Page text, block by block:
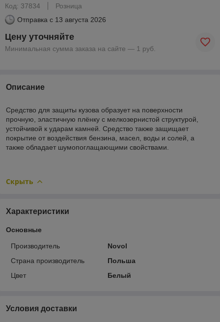
Код: 37834
Розница
Отправка с 13 августа 2026
Цену уточняйте
Минимальная сумма заказа на сайте — 1 руб.
Описание
Средство для защиты кузова образует на поверхности
прочную, эластичную плёнку с мелкозернистой структурой,
устойчивой к ударам камней. Средство также защищает
покрытие от воздействия бензина, масел, воды и солей, а
также обладает шумопоглащающими свойствами.
Скрыть
Характеристики
Основные
Производитель
Novol
Страна производитель
Польша
Цвет
Белый
Условия доставки